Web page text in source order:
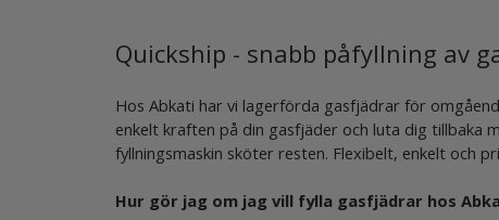
Quickship - snabb påfyllning av
Hos Abkati har vi lagerförda gasfjädrar för
enkelt kraften på din gasfjäder och luta dig tillbaka
fyllningsmaskin sköter resten. Flexibelt, enkelt och
Hur gör jag om jag vill fylla gasfjädrar hos